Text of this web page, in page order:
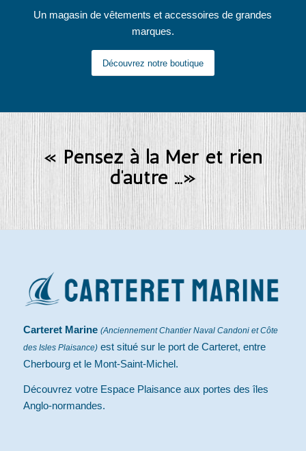
Un magasin de vêtements et accessoires de grandes
marques.
Découvrez notre boutique
« Pensez à la Mer et rien
d’autre …»
Carteret Marine (Anciennement Chantier Naval Candoni et Côte
des Isles Plaisance)est situé sur le port de Carteret, entre
Cherbourg et le Mont-Saint-Michel.
Découvrez votre Espace Plaisance aux portes des îles
Anglo-normandes.